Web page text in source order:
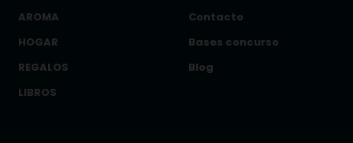
AROMA
HOGAR
REGALOS
LIBROS
Contacto
Bases concurso
Blog